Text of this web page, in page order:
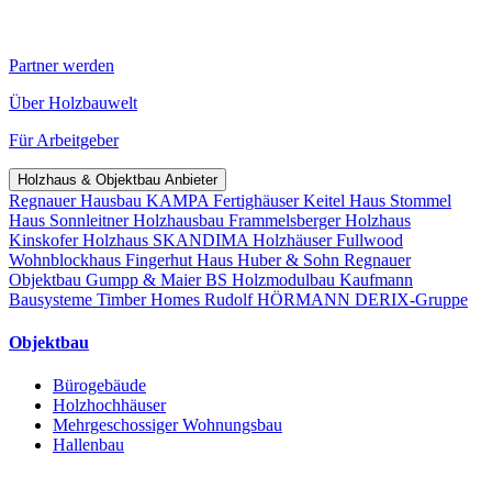
Partner werden
Über Holzbauwelt
Für Arbeitgeber
Holzhaus & Objektbau Anbieter
Regnauer Hausbau KAMPA FertighäuserKeitel Haus Stommel
Haus Sonnleitner Holzhausbau Frammelsberger Holzhaus
Kinskofer Holzhaus SKANDIMA HolzhäuserFullwood
Wohnblockhaus Fingerhut Haus Huber & Sohn Regnauer
Objektbau Gumpp & MaierBS Holzmodulbau Kaufmann
Bausysteme Timber Homes Rudolf HÖRMANN DERIX-Gruppe
Objektbau
Bürogebäude
Holzhochhäuser
Mehrgeschossiger Wohnungsbau
Hallenbau